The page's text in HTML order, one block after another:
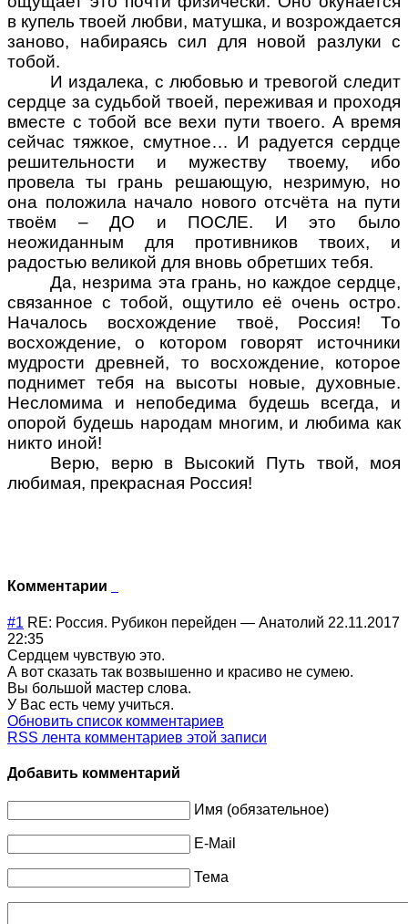
в купель твоей любви, матушка, и возрождается
заново, набираясь сил для новой разлуки с
тобой.
И издалека, с любовью и тревогой следит
сердце за судьбой твоей, переживая и проходя
вместе с тобой все вехи пути твоего. А время
сейчас тяжкое, смутное… И радуется сердце
решительности и мужеству твоему, ибо
провела ты грань решающую, незримую, но
она положила начало нового отсчёта на пути
твоём – ДО и ПОСЛЕ. И это было
неожиданным для противников твоих, и
радостью великой для вновь обретших тебя.
Да, незрима эта грань, но каждое сердце,
связанное с тобой, ощутило её очень остро.
Началось восхождение твоё, Россия! То
восхождение, о котором говорят источники
мудрости древней, то восхождение, которое
поднимет тебя на высоты новые, духовные.
Несломима и непобедима будешь всегда, и
опорой будешь народам многим, и любима как
никто иной!
Верю, верю в Высокий Путь твой, моя
любимая, прекрасная Россия!
Комментарии
#1 RE: Россия. Рубикон перейден — Анатолий 22.11.2017
22:35
Сердцем чувствую это.
А вот сказать так возвышенно и красиво не сумею.
Вы большой мастер слова.
У Вас есть чему учиться.
Обновить список комментариев
RSS лента комментариев этой записи
Добавить комментарий
Имя (обязательное)
E-Mail
Тема